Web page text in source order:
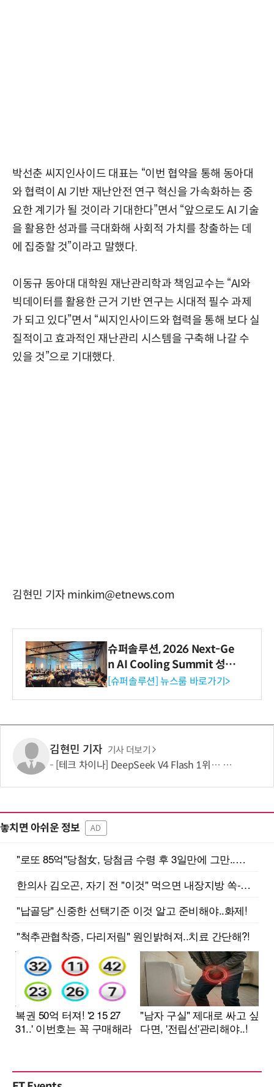
박선춘 씨지인사이드 대표는 “이번 협약을 통해 동아대
와 협력이 AI 기반 재난안전 연구 혁신을 가속화하는 중
요한 계기가 될 것이라 기대한다”면서 “앞으로도 AI 기술
을 활용한 성과를 극대화해 사회적 가치를 창출하는 데
에 집중할 것”이라고 말했다.
이동규 동아대 대학원 재난관리학과 책임교수는 “AI와
빅데이터를 활용한 근거 기반 연구는 시대적 필수 과제
가 되고 있다”면서 “씨지인사이드와 협력을 통해 보다 실
질적이고 효과적인 재난관리 시스템을 구축해 나갈 수
있을 것”으로 기대했다.
김현민 기자 minkim@etnews.com
슈퍼솔루션, 2026 Next-Ge
n AI Cooling Summit 성황
리 성료
[슈퍼솔루션] 뉴스룸 바로가기>
김현민 기자 기사 더보기
[테크 차이나] DeepSeek V4 Flash 1위… 중국 모델 강세 지속(OpenRouter 주간 AI 모델 사용량 순위)
놓치면 아쉬운 정보 AD